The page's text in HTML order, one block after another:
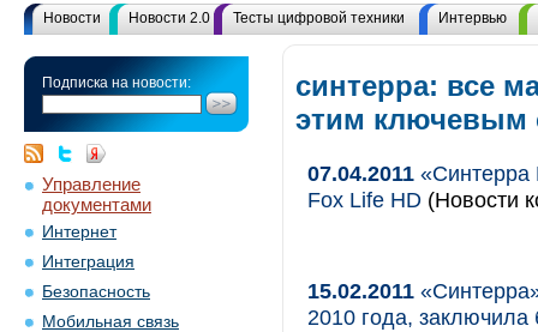
Новости Новости 2.0 Тесты цифровой техники Интервью
Подписка на новости:
Управление
документами
Интернет
Интеграция
Безопасность
Мобильная связь
синтерра: все
этим ключевым
07.04.2011 «Синтерра
Fox Life HD (Новости
15.02.2011
2010 года, заключила